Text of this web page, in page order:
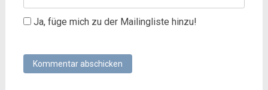
Ja, füge mich zu der Mailingliste hinzu!